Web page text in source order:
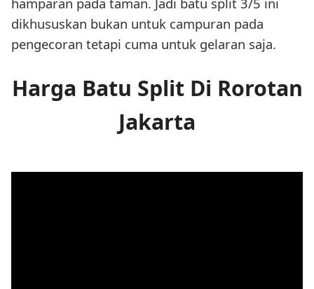
dikhususkan bukan untuk campuran pada
pengecoran tetapi cuma untuk gelaran saja.
Harga Batu Split Di Rorotan
Jakarta